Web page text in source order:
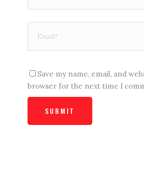
Save my name, email, and
browser for the next time I